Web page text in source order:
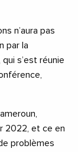
n’aura pas
par la
s’est réunie
2022, et ce en
problèmes